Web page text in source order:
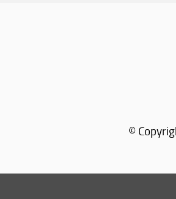
©